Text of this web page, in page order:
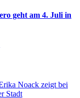
geht am 4. Juli in